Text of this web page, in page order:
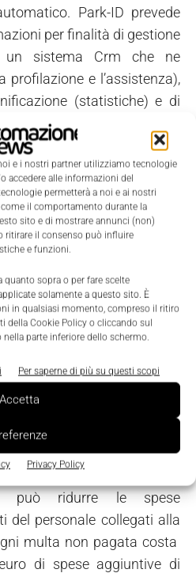
e i nostri partner utilizziamo tecnologie
accedere alle informazioni del
permetterà a noi e ai nostri
il comportamento durante la
sito e di mostrare annunci (non)
ritirare il consenso può influire
e funzioni.
sopra o per fare scelte
solamente a questo sito. È
in qualsiasi momento, compreso il ritiro
della Cookie Policy o cliccando sul
parte inferiore dello schermo.
Per saperne di più su questi scopi
Accetta
Privacy Policy
Park-ID prevede
per finalità di gestione
un sistema Crm che ne
profilazione e l’assistenza),
(statistiche) e di
violazioni.
di sicurezza dal punto di
l'utente che per l’ente
effettuate tra i
viaggiano su un protocollo
di Self Care sono
è regolamentato.
Park-ID poggia su
frequenza) conformi alle
EN 302208), quindi senza
dell’uomo.
sono accorciati, essendo
in automatico e senza
di ticket, mentre,
può ridurre le spese
del personale collegati alla
multa non pagata costa
di spese aggiuntive di